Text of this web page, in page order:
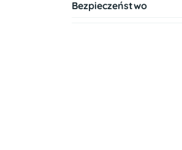
Bezpieczeństwo